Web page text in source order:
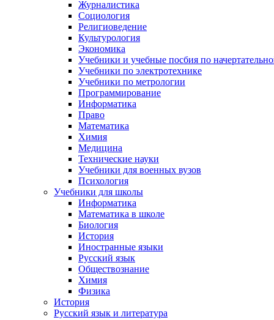
Журналистика
Социология
Религиоведение
Культурология
Экономика
Учебники и учебные посбия по
Учебники по электротехнике
Учебники по метрологии
Программирование
Информатика
Право
Математика
Химия
Медицина
Технические науки
Учебники для военных вузов
Психология
Учебники для школы
Информатика
Математика в школе
Биология
История
Иностранные языки
Русский язык
Обществознание
Химия
Физика
История
Русский язык и литература